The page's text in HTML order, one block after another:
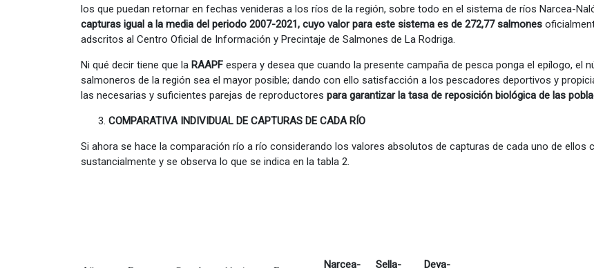
los que puedan retornar en fechas venideras a los ríos de la región, sobre todo en el sistema de ríos Narcea-
capturas igual a la media del periodo 2007-2021, cuyo valor para este sistema es de 272,77 salmones
adscritos al Centro Oficial de Información y Precintaje de Salmones de La Rodriga.
Ni qué decir tiene que la RAAPF espera y desea que cuando la presente campaña de pesca ponga el epílogo, el
salmoneros de la región sea el mayor posible; dando con ello satisfacción a los pescadores deportivos y
las necesarias y suficientes parejas de reproductores para garantizar la tasa de reposición biológica de las
COMPARATIVA INDIVIDUAL DE CAPTURAS DE CADA RÍO
Si ahora se hace la comparación río a río considerando los valores absolutos de capturas de cada uno de ellos
sustancialmente y se observa lo que se indica en la tabla 2.
Narcea- Sella- Deva-